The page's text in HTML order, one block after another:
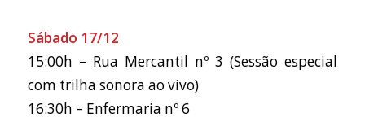
Sábado 17/12
15:00h – Rua Mercantil nº 3 (Sessão especial
com trilha sonora ao vivo)
16:30h – Enfermaria nº 6